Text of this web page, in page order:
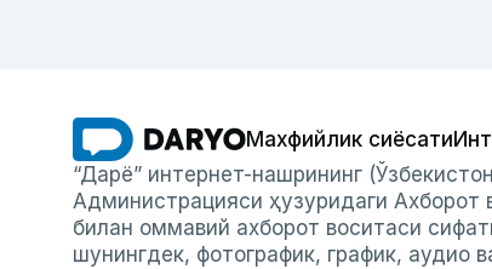
Махфийлик сиёсати
“Дарё” интернет-нашрининг
Администрацияси ҳузуридаги Ахборот
билан оммавий ахборот воситаси
шунингдек, фотографик, график, аудио